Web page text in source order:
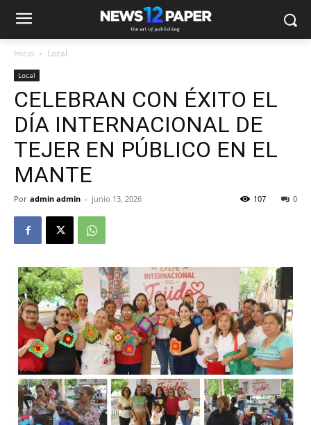
Inicio Local
Local
CELEBRAN CON ÉXITO EL
DÍA INTERNACIONAL DE
TEJER EN PÚBLICO EN EL
MANTE
Por admin admin - junio 13, 2026 0
107